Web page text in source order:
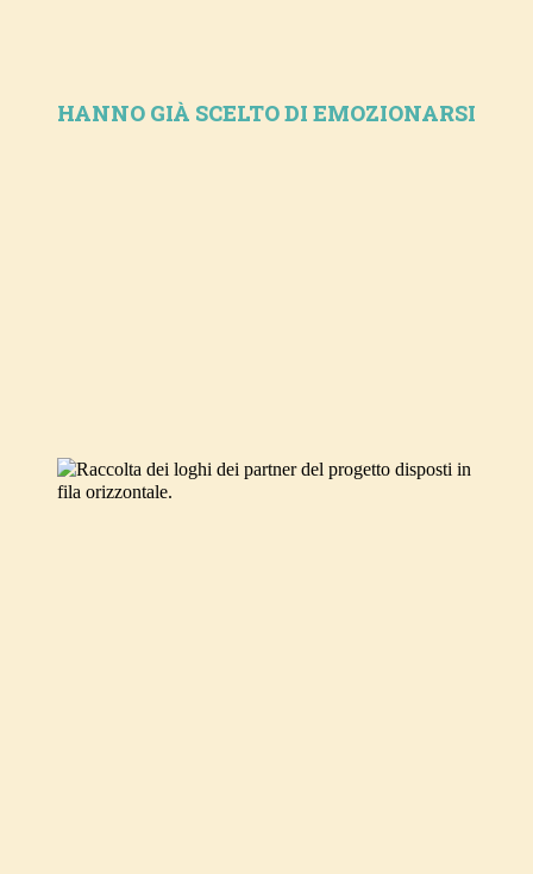
HANNO GIÀ SCELTO DI EMOZIONARSI